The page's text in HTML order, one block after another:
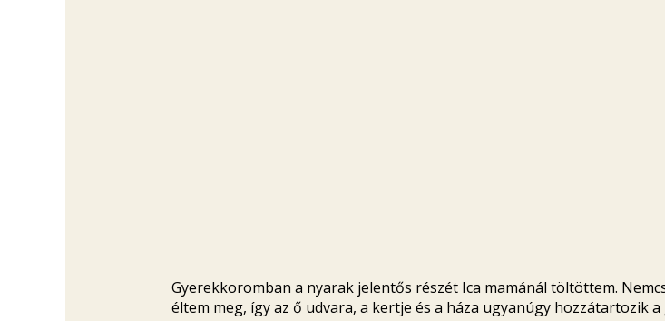
Gyerekkoromban a nyarak jelentős részét Ica mamánál töltöttem.
éltem meg, így az ő udvara, a kertje és a háza ugyanúgy hozzátartozik